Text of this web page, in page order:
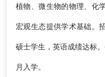
植物、微生物的物理、化
宏观生态提供学术基础。
硕士学生，英语成绩达标
月入学。